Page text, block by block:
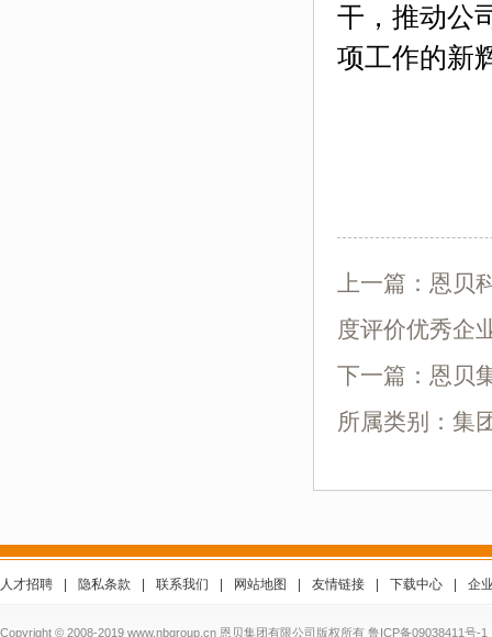
干，推动公
项工作的新
上一篇： 恩贝
度评价优秀企
下一篇： 恩贝
所属类别：集
人才招聘 隐私条款 联系我们 网站地图 友情链接 下载中心 企
Copyright © 2008-2019 www.nbgroup.cn 恩贝集团有限公司版权所有 鲁ICP备09038411号-1